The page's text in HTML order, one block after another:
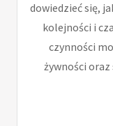
dowiedzieć się,
kolejności i
czynności
żywności